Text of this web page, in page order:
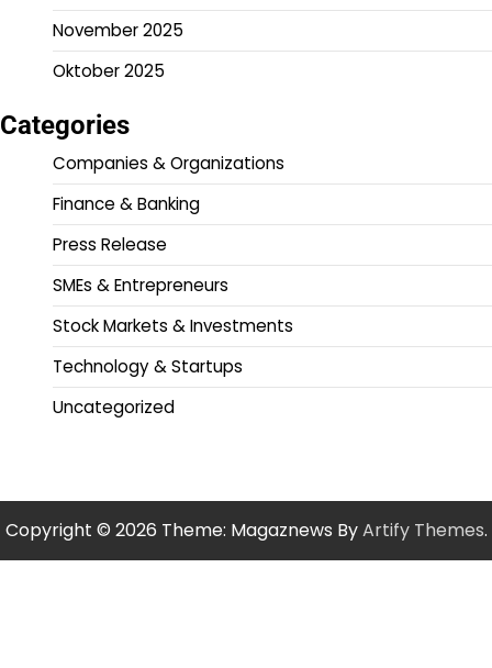
November 2025
Oktober 2025
Categories
Companies & Organizations
Finance & Banking
Press Release
SMEs & Entrepreneurs
Stock Markets & Investments
Technology & Startups
Uncategorized
Copyright © 2026 Theme: Magaznews ByArtify Themes.